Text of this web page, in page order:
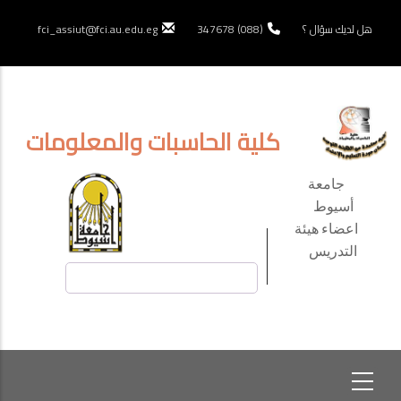
الرئيسي
هل لديك سؤال ؟ (088) 347678
fci_assiut@fci.au.edu.eg
كلية الحاسبات والمعلومات
HEADER
MENU
جامعة
أسيوط
اعضاء هيئة
التدريس